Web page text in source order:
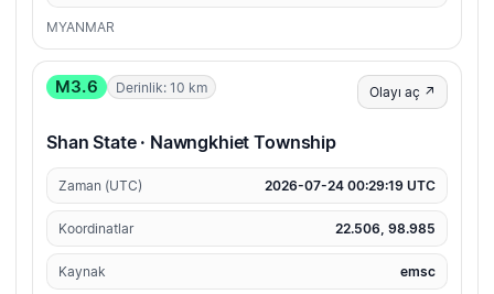
MYANMAR
M3.6 Derinlik: 10 km Olayı aç ↗
Shan State · Nawngkhiet Township
Zaman (UTC) 2026-07-24 00:29:19 UTC
Koordinatlar 22.506, 98.985
Kaynak emsc